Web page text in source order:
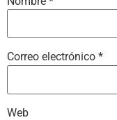
Correo electrónico *
Web